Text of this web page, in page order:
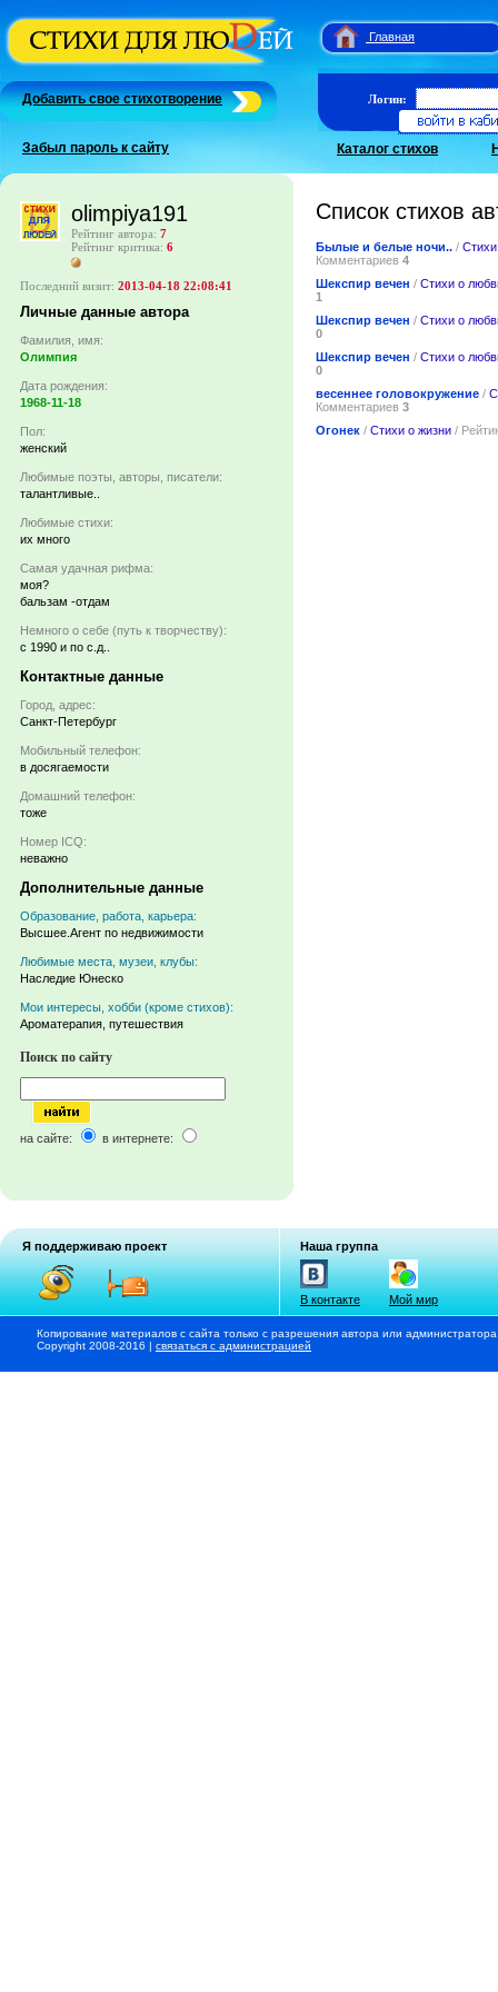
Главная
Добавить свое стихотворение
Забыл пароль к сайту
Логин:
Каталог стихов
olimpiya191
Рейтинг автора: 7
Рейтинг критика: 6
Последний визит: 2013-04-18 22:08:41
Личные данные автора
Фамилия, имя:
Олимпия
Дата рождения:
1968-11-18
Пол:
женский
Любимые поэты, авторы, писатели:
талантливые..
Любимые стихи:
их много
Самая удачная рифма:
моя?
бальзам -отдам
Немного о себе (путь к творчеству):
с 1990 и по с.д..
Контактные данные
Город, адрес:
Санкт-Петербург
Мобильный телефон:
в досягаемости
Домашний телефон:
тоже
Номер ICQ:
неважно
Дополнительные данные
Образование, работа, карьера:
Высшее.Агент по недвижимости
Любимые места, музеи, клубы:
Наследие Юнеско
Мои интересы, хобби (кроме стихов):
Ароматерапия, путешествия
Поиск по сайту
на сайте: в интернете:
Список стихов
Былые и белые ночи.. /
Комментариев 4
Шекспир вечен / Стихи о
1
Шекспир вечен / Стихи о
0
Шекспир вечен / Стихи о
0
весеннее головокружение /
Комментариев 3
Огонек / Стихи о жизни /
Я поддерживаю проект Наша группа
В контакте Мой мир
Копирование материалов с сайта только с разрешения автора или
Copyright 2008-2016 | связаться с администрацией